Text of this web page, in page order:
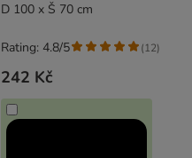
D 100 x Š 70 cm
242 Kč
Rating: 4.8/5 (12)